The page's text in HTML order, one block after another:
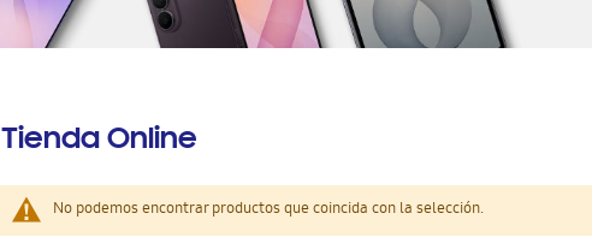
Tienda Online
No podemos encontrar productos que coincida con la selección.